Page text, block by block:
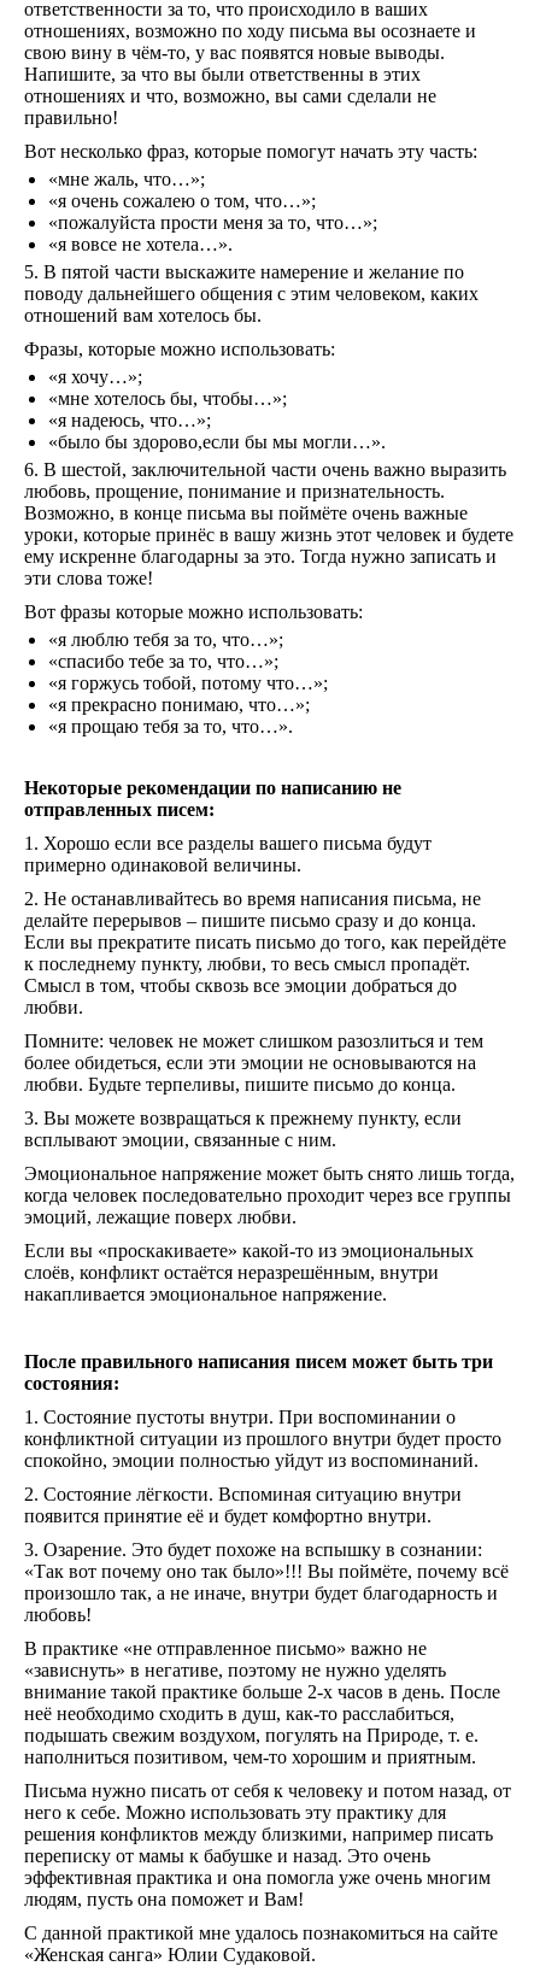
ответственности за то, что происходило в ваших
отношениях, возможно по ходу письма вы осознаете и
свою вину в чём-то, у вас появятся новые выводы.
Напишите, за что вы были ответственны в этих
отношениях и что, возможно, вы сами сделали не
правильно!
Вот несколько фраз, которые помогут начать эту часть:
«мне жаль, что…»;
«я очень сожалею о том, что…»;
«пожалуйста прости меня за то, что…»;
«я вовсе не хотела…».
5. В пятой части выскажите намерение и желание по
поводу дальнейшего общения с этим человеком, каких
отношений вам хотелось бы.
Фразы, которые можно использовать:
«я хочу…»;
«мне хотелось бы, чтобы…»;
«я надеюсь, что…»;
«было бы здорово,если бы мы могли…».
6. В шестой, заключительной части очень важно выразить
любовь, прощение, понимание и признательность.
Возможно, в конце письма вы поймёте очень важные
уроки, которые принёс в вашу жизнь этот человек и будете
ему искренне благодарны за это. Тогда нужно записать и
эти слова тоже!
Вот фразы которые можно использовать:
«я люблю тебя за то, что…»;
«спасибо тебе за то, что…»;
«я горжусь тобой, потому что…»;
«я прекрасно понимаю, что…»;
«я прощаю тебя за то, что…».
Некоторые рекомендации по написанию не
отправленных писем:
1. Хорошо если все разделы вашего письма будут
примерно одинаковой величины.
2. Не останавливайтесь во время написания письма, не
делайте перерывов – пишите письмо сразу и до конца.
Если вы прекратите писать письмо до того, как перейдёте
к последнему пункту, любви, то весь смысл пропадёт.
Смысл в том, чтобы сквозь все эмоции добраться до
любви.
Помните: человек не может слишком разозлиться и тем
более обидеться, если эти эмоции не основываются на
любви. Будьте терпеливы, пишите письмо до конца.
3. Вы можете возвращаться к прежнему пункту, если
всплывают эмоции, связанные с ним.
Эмоциональное напряжение может быть снято лишь тогда,
когда человек последовательно проходит через все группы
эмоций, лежащие поверх любви.
Если вы «проскакиваете» какой-то из эмоциональных
слоёв, конфликт остаётся неразрешённым, внутри
накапливается эмоциональное напряжение.
После правильного написания писем может быть три
состояния:
1. Состояние пустоты внутри. При воспоминании о
конфликтной ситуации из прошлого внутри будет просто
спокойно, эмоции полностью уйдут из воспоминаний.
2. Состояние лёгкости. Вспоминая ситуацию внутри
появится принятие её и будет комфортно внутри.
3. Озарение. Это будет похоже на вспышку в сознании:
«Так вот почему оно так было»!!! Вы поймёте, почему всё
произошло так, а не иначе, внутри будет благодарность и
любовь!
В практике «не отправленное письмо» важно не
«зависнуть» в негативе, поэтому не нужно уделять
внимание такой практике больше 2-х часов в день. После
неё необходимо сходить в душ, как-то расслабиться,
подышать свежим воздухом, погулять на Природе, т. е.
наполниться позитивом, чем-то хорошим и приятным.
Письма нужно писать от себя к человеку и потом назад, от
него к себе. Можно использовать эту практику для
решения конфликтов между близкими, например писать
переписку от мамы к бабушке и назад. Это очень
эффективная практика и она помогла уже очень многим
людям, пусть она поможет и Вам!
С данной практикой мне удалось познакомиться на сайте
«Женская санга» Юлии Судаковой.